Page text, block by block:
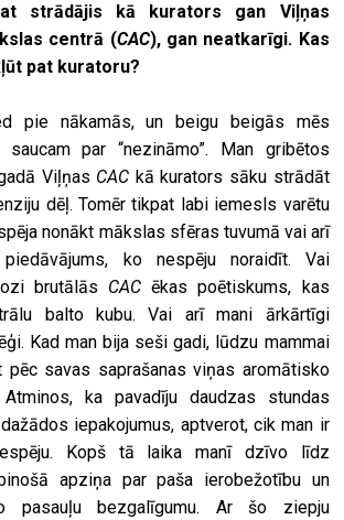
strādājis kā kurators gan Viļņas
centrā (CAC), gan neatkarīgi. Kas
pat kuratoru?
pie nākamās, un beigu beigās mēs
par “nezināmo”. Man gribētos
Viļņas CAC kā kurators sāku strādāt
dēļ. Tomēr tikpat labi iemesls varētu
nonākt mākslas sfēras tuvumā vai arī
ko nespēju noraidīt. Vai
brutālās CAC ēkas poētiskums, kas
balto kubu. Vai arī mani ārkārtīgi
Kad man bija seši gadi, lūdzu mammai
pēc savas saprašanas viņas aromātisko
ka pavadīju daudzas stundas
iepakojumus, aptverot, cik man ir
Kopš tā laika manī dzīvo līdz
apziņa par paša ierobežotību un
pasauļu bezgalīgumu. Ar šo ziepju